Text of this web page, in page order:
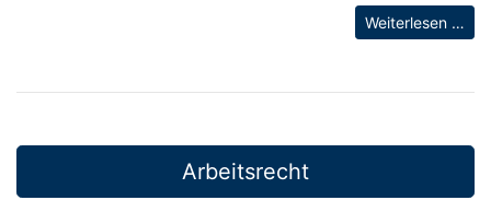
Weiterlesen …
Arbeitsrecht